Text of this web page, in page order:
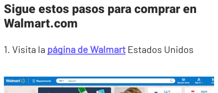
Sigue estos pasos para comprar en
Walmart.com
1. Visita la página de Walmart Estados Unidos